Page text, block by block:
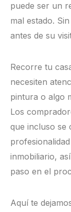
puede ser un
mal estado.
antes de su
Recorre tu
necesiten
pintura o algo
Los
que incluso se
inmobiliario,
paso en el
Aquí te